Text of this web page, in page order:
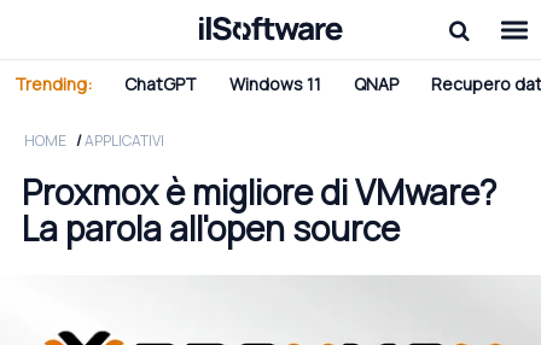
Trending: ChatGPT Windows 11 QNAP Recupero
HOME APPLICATIVI
Proxmox è migliore di VMware?
La parola all'open source